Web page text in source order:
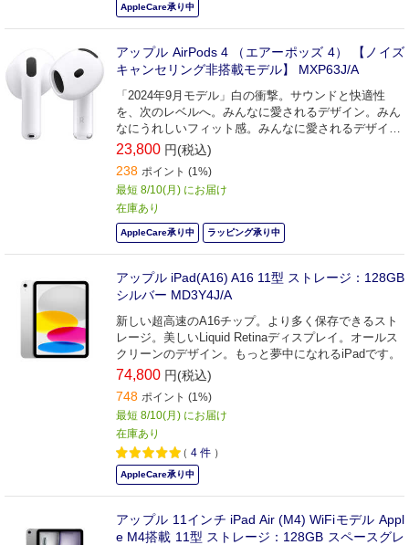
AppleCare承り中
アップル AirPods 4 （エアーポッズ 4） 【ノイズ
キャンセリング非搭載モデル】 MXP63J/A
「2024年9月モデル」白の衝撃。サウンドと快適性
を、次のレベルへ。みんなに愛されるデザイン。みん
なにうれしいフィット感。みんなに愛されるデザイ
ン。驚くようなサウンド。
23,800 円(税込)
238 ポイント (1%)
最短 8/10(月) にお届け
在庫あり
AppleCare承り中 ラッピング承り中
アップル iPad(A16) A16 11型 ストレージ：128GB
シルバー MD3Y4J/A
新しい超高速のA16チップ。より多く保存できるスト
レージ。美しいLiquid Retinaディスプレイ。オールス
クリーンのデザイン。もっと夢中になれるiPadです。
74,800 円(税込)
748 ポイント (1%)
最短 8/10(月) にお届け
在庫あり
（ 4 件 ）
AppleCare承り中
アップル 11インチ iPad Air (M4) WiFiモデル Appl
e M4搭載 11型 ストレージ：128GB スペースグレ